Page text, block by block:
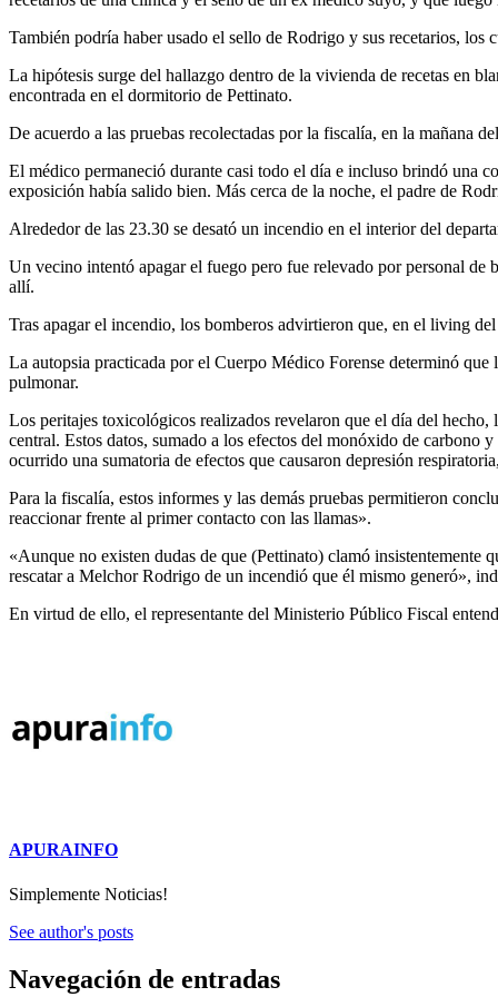
También podría haber usado el sello de Rodrigo y sus recetarios,
La hipótesis surge del hallazgo dentro de la vivienda de recetas en
encontrada en el dormitorio de Pettinato.
De acuerdo a las pruebas recolectadas por la fiscalía, en la mañana
El médico permaneció durante casi todo el día e incluso brindó una
exposición había salido bien. Más cerca de la noche, el padre de
Alrededor de las 23.30 se desató un incendio en el interior del
Un vecino intentó apagar el fuego pero fue relevado por personal de
allí.
Tras apagar el incendio, los bomberos advirtieron que, en el living
La autopsia practicada por el Cuerpo Médico Forense determinó
pulmonar.
Los peritajes toxicológicos realizados revelaron que el día del
central. Estos datos, sumado a los efectos del monóxido de
ocurrido una sumatoria de efectos que causaron depresión
Para la fiscalía, estos informes y las demás pruebas permitieron
reaccionar frente al primer contacto con las llamas».
«Aunque no existen dudas de que (Pettinato) clamó
rescatar a Melchor Rodrigo de un incendió que él mismo generó»,
En virtud de ello, el representante del Ministerio Público Fiscal
APURAINFO
Simplemente Noticias!
See author's posts
Navegación de entradas